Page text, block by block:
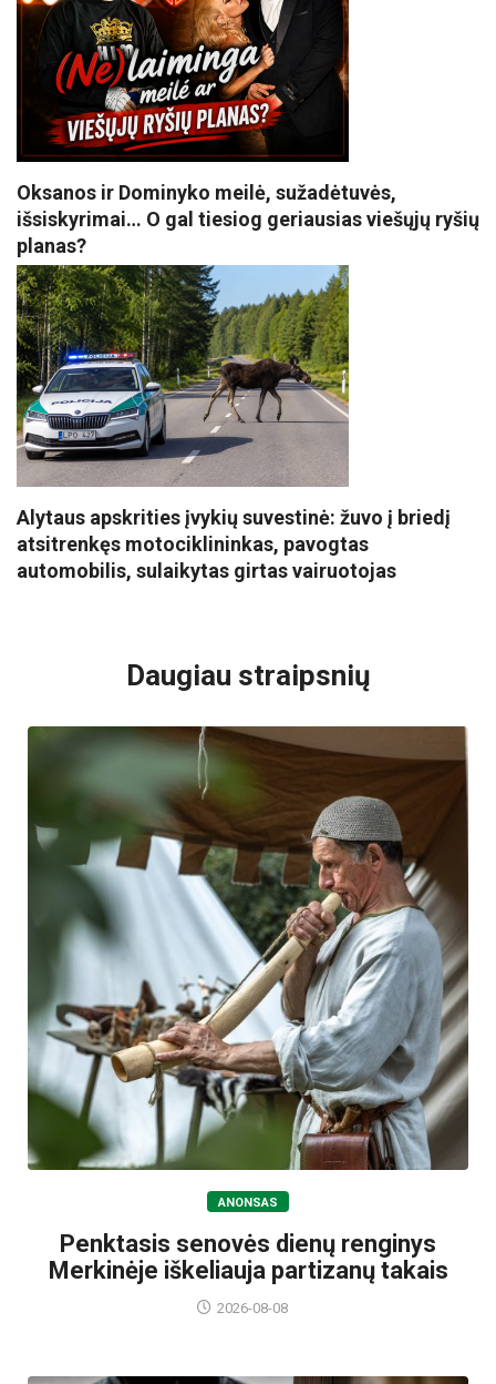
Oksanos ir Dominyko meilė, sužadėtuvės,
išsiskyrimai… O gal tiesiog geriausias viešųjų ryšių
planas?
Alytaus apskrities įvykių suvestinė: žuvo į briedį
atsitrenkęs motociklininkas, pavogtas
automobilis, sulaikytas girtas vairuotojas
Daugiau straipsnių
ANONSAS
Penktasis senovės dienų renginys
Merkinėje iškeliauja partizanų takais
2026-08-08